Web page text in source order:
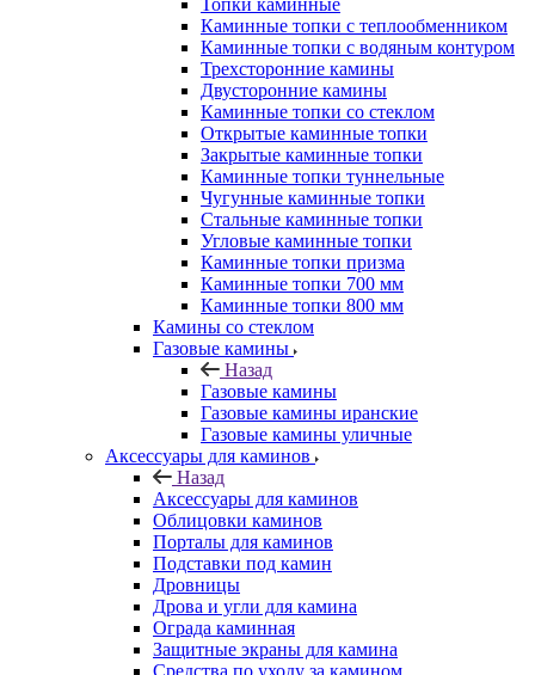
Топки каминные
Каминные топки с теплообменником
Каминные топки с водяным контуром
Трехсторонние камины
Двусторонние камины
Каминные топки со стеклом
Открытые каминные топки
Закрытые каминные топки
Каминные топки туннельные
Чугунные каминные топки
Стальные каминные топки
Угловые каминные топки
Каминные топки призма
Каминные топки 700 мм
Каминные топки 800 мм
Камины со стеклом
Газовые камины
Назад
Газовые камины
Газовые камины иранские
Газовые камины уличные
Аксессуары для каминов
Назад
Аксессуары для каминов
Облицовки каминов
Порталы для каминов
Подставки под камин
Дровницы
Дрова и угли для камина
Ограда каминная
Защитные экраны для камина
Средства по уходу за камином